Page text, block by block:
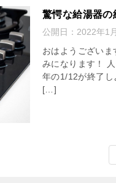
驚愕な給湯器の
公開日： 2022年1
おはようござい
みになります！
年の1/12が終了し
[…]